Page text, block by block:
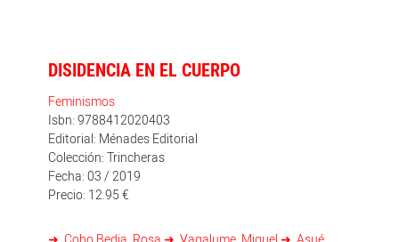
DISIDENCIA EN EL CUERPO
Feminismos
Isbn: 9788412020403
Editorial: Ménades Editorial
Colección: Trincheras
Fecha: 03 / 2019
Precio: 12.95 €